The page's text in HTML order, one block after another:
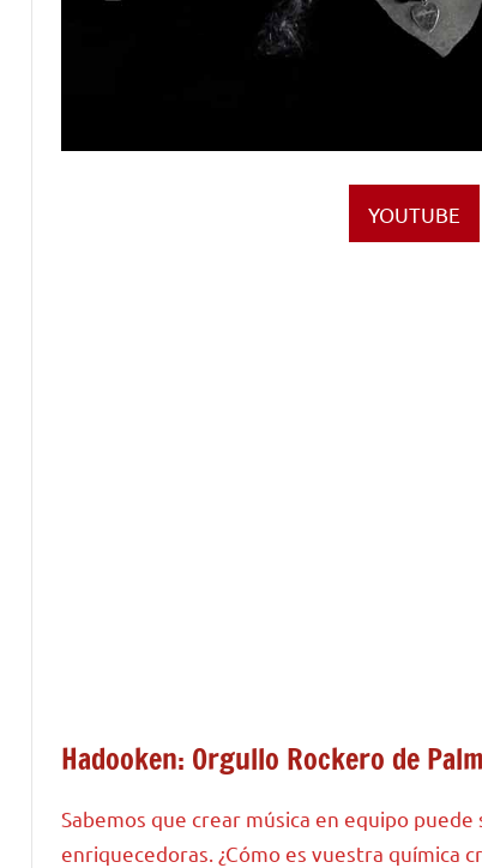
YOUTUBE
Hadooken: Orgullo Rockero de
Sabemos que crear música en equipo
enriquecedoras. ¿Cómo es vuestra química